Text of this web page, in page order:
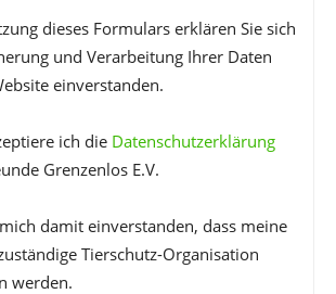
dieses Formulars erklären Sie sich
und Verarbeitung Ihrer Daten
einverstanden.
ich die Datenschutzerklärung
Grenzenlos E.V.
damit einverstanden, dass meine
Tierschutz-Organisation
werden.